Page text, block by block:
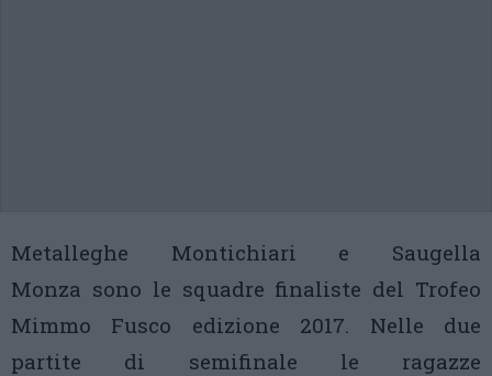
Metalleghe Montichiari e Saugella
Monza sono le squadre finaliste del Trofeo
Mimmo Fusco edizione 2017. Nelle due
partite di semifinale le ragazze